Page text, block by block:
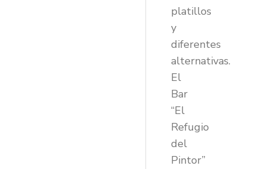
platillos
y
diferentes
alternativas.
El
Bar
“El
Refugio
del
Pintor”